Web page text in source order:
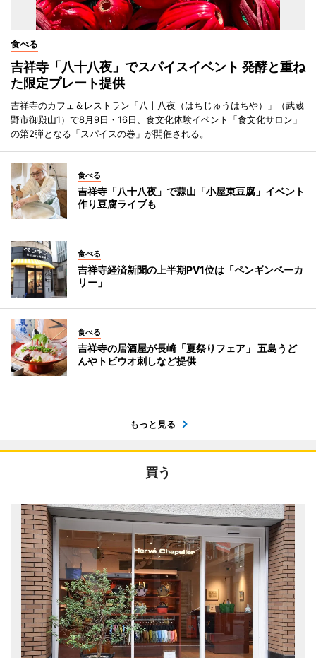
食べる
吉祥寺「八十八夜」でスパイスイベント 発酵と重ね
た限定プレート提供
吉祥寺のカフェ＆レストラン「八十八夜（はちじゅうはちや）」（武蔵
野市御殿山1）で8月9日・16日、食文化体験イベント「食文化サロン」
の第2弾となる「スパイスの巻」が開催される。
食べる
吉祥寺「八十八夜」で蒜山「小屋束豆腐」イベント
作り豆腐ライブも
食べる
吉祥寺経済新聞の上半期PV1位は「ペンギンベーカ
リー」
食べる
吉祥寺の居酒屋が長崎「夏祭りフェア」 五島うど
んやトビウオ刺しなど提供
もっと見る
買う